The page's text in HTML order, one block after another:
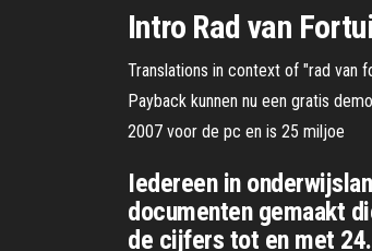
Intro Rad van
Translations in context of "rad van
Payback kunnen nu een gratis
2007 voor de pc en is 25 miljoe
Iedereen in
documenten gemaakt
de cijfers tot en met 24.